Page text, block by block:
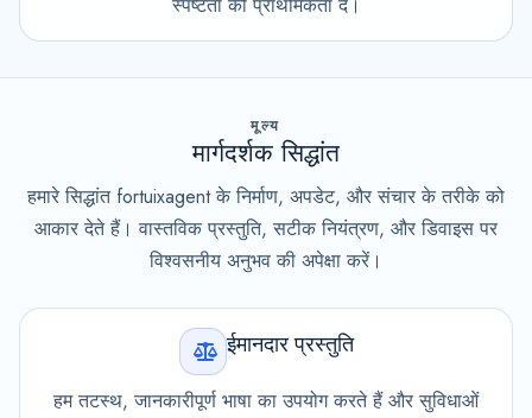
मूल्य
मार्गदर्शक सिद्धांत
हमारे सिद्धांत fortuixagent के निर्माण, अपडेट, और संचार के तरीके को
आकार देते हैं। वास्तविक प्रस्तुति, सटीक नियंत्रण, और डिवाइस पर
विश्वसनीय अनुभव की अपेक्षा करें।
ईमानदार प्रस्तुति
हम तटस्थ, जानकारीपूर्ण भाषा का उपयोग करते हैं और सुविधाओं